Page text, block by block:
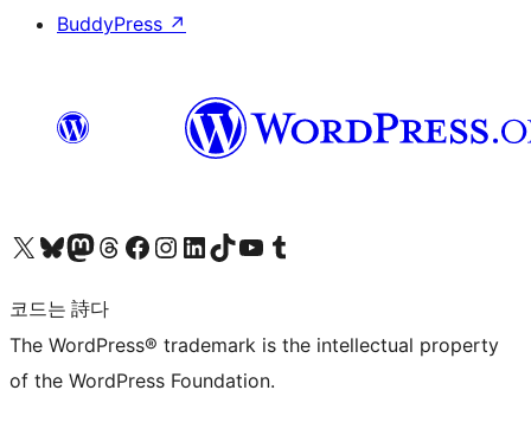
BuddyPress ↗
X(이전 트위터) 계정 방문하기블루스카이 계정 방문하기마스토돈 계정 방문하기스레드 계정 방문하기 페이스북 페이지 방문하기인스타그램 계정 방문하기 LinkedIn 계정 방문하기틱톡 계정 방문하기유튜브 채널 방문하기 텀블러 계정 방문하기
코드는 詩다
The WordPress® trademark is the intellectual property
of the WordPress Foundation.